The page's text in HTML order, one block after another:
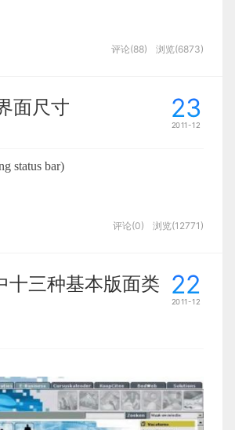
在讨论用户体验相关话题。我们应
获得更好的体验，试着让他们喜欢我
序和启动界面。用户体验是一个非
以很多人对她的认识还存在偏差。
际。用户体验不仅取决于他设计什
方面面都有关系。本文将阐述为什么
评论(88) 浏览(6873)
23
2011-12
面尺寸
status bar)
评论(0) 浏览(12771)
22
2011-12
十三种基本版面类